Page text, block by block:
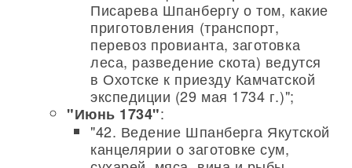
Писарева Шпанбергу о том, какие
приготовления (транспорт,
перевоз провианта, заготовка
леса, разведение скота) ведутся
в Охотске к приезду Камчатской
экспедиции (29 мая 1734 г.)";
"Июнь 1734":
"42. Ведение Шпанберга Якутской
канцелярии о заготовке сум,